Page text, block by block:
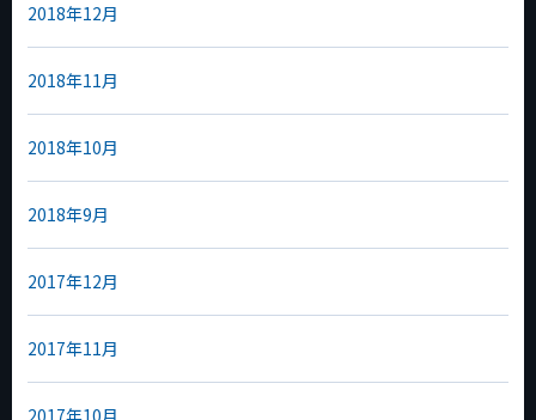
2018年12月
2018年11月
2018年10月
2018年9月
2017年12月
2017年11月
2017年10月